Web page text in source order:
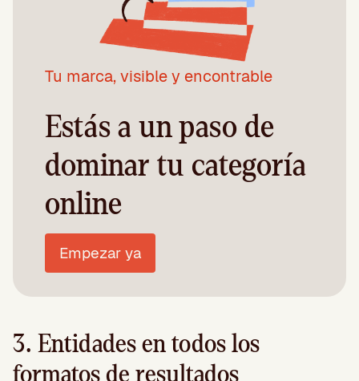
Tu marca, visible y encontrable
Estás a un paso de
dominar tu categoría
online
Empezar ya
3. Entidades en todos los
formatos de resultados